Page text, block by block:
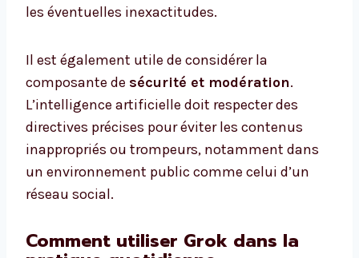
les éventuelles inexactitudes.
Il est également utile de considérer la
composante de sécurité et modération.
L’intelligence artificielle doit respecter des
directives précises pour éviter les contenus
inappropriés ou trompeurs, notamment dans
un environnement public comme celui d’un
réseau social.
Comment utiliser Grok dans la